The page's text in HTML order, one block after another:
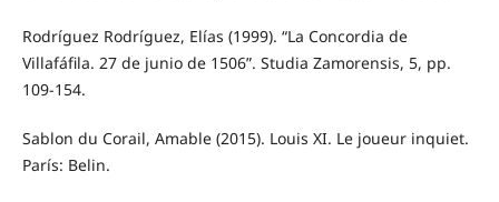
Rodríguez Rodríguez, Elías (1999). “La Concordia de
Villafáfila. 27 de junio de 1506”. Studia Zamorensis, 5, pp.
109-154.
Sablon du Corail, Amable (2015). Louis XI. Le joueur inquiet.
París: Belin.